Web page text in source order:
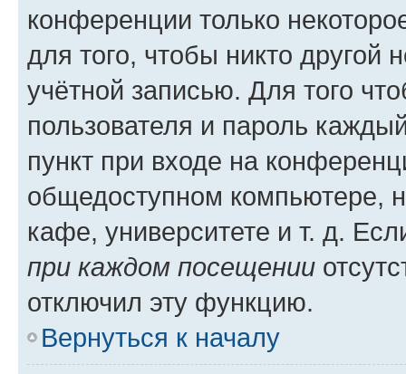
конференции только
для того, чтобы никто другой
учётной записью. Для того
пользователя и пароль
пункт при входе на
общедоступном компьютере,
кафе, университете и т. д.
при каждом посещении
отключил эту функцию.
Вернуться к началу